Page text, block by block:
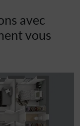
avec
vous